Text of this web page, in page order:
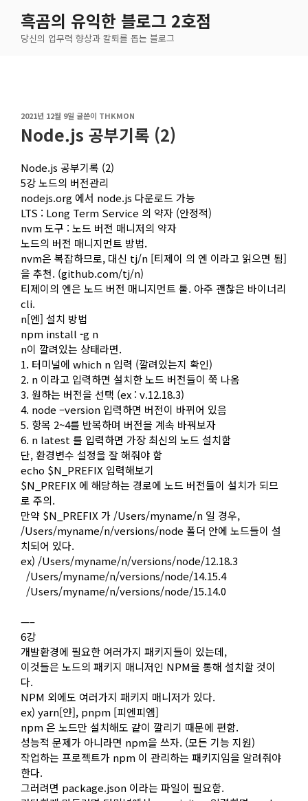
흑곰의 유익한 블로그 2호점
당신의 업무력 향상과 칼퇴를 돕는 블로그
작
성
일
2021년 12월 9일 글쓴이 THKMON
Node.js 공부기록 (2)
Node.js 공부기록 (2)
5강 노드의 버전관리
nodejs.org 에서 node.js 다운로드 가능
LTS : Long Term Service 의 약자 (안정적)
nvm 도구 : 노드 버전 매니저의 약자
노드의 버전 매니지먼트 방법.
nvm은 복잡하므로, 대신 tj/n [티제이 의 엔 이라고 읽으면 됨]
을 추천. (github.com/tj/n)
티제이의 엔은 노드 버전 매니지먼트 툴. 아주 괜찮은 바이너리
cli.
n[엔] 설치 방법
npm install -g n
n이 깔려있는 상태라면.
1. 터미널에 which n 입력 (깔려있는지 확인)
2. n 이라고 입력하면 설치한 노드 버전들이 쭉 나옴
3. 원하는 버전을 선택 (ex : v.12.18.3)
4. node –version 입력하면 버전이 바뀌어 있음
5. 항목 2~4를 반복하며 버전을 계속 바꿔보자
6. n latest 를 입력하면 가장 최신의 노드 설치함
단, 환경변수 설정을 잘 해줘야 함
echo $N_PREFIX 입력해보기
$N_PREFIX 에 해당하는 경로에 노드 버전들이 설치가 되므
로 주의.
만약 $N_PREFIX 가 /Users/myname/n 일 경우,
/Users/myname/n/versions/node 폴더 안에 노드들이 설
치되어 있다.
ex) /Users/myname/n/versions/node/12.18.3
/Users/myname/n/versions/node/14.15.4
/Users/myname/n/versions/node/15.14.0
—–
6강
개발환경에 필요한 여러가지 패키지들이 있는데,
이것들은 노드의 패키지 매니저인 NPM을 통해 설치할 것이
다.
NPM 외에도 여러가지 패키지 매니저가 있다.
ex) yarn[얀], pnpm [피엔피엠]
npm 은 노드만 설치해도 같이 깔리기 때문에 편함.
성능적 문제가 아니라면 npm을 쓰자. (모든 기능 지원)
작업하는 프로젝트가 npm 이 관리하는 패키지임을 알려줘야
한다.
그러려면 package.json 이라는 파일이 필요함.